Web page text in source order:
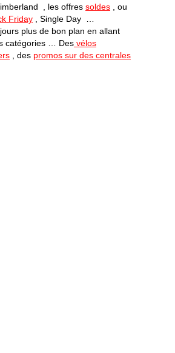
, les offres soldes , ou
Friday , Single Day …
plus de bon plan en allant
catégories … Des vélos
, des promos sur des centrales